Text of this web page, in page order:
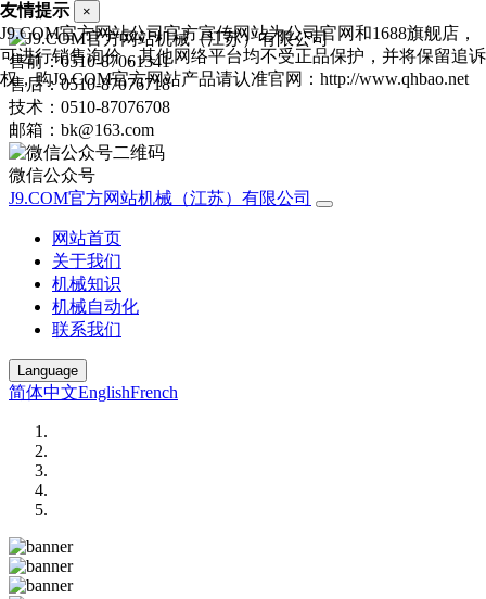
售前：0510-87061341
售后：0510-87076718
技术：0510-87076708
邮箱：bk@163.com
微信公众号
J9.COM官方网站机械（江苏）有限公司
网站首页
关于我们
机械知识
机械自动化
联系我们
Language
简体中文EnglishFrench
友情提示 ×
J9.COM官方网站公司官方宣传网站为公司官网和1688旗舰店，
可进行销售询价，其他网络平台均不受正品保护，并将保留追诉
权，购J9.COM官方网站产品请认准官网：http://www.qhbao.net